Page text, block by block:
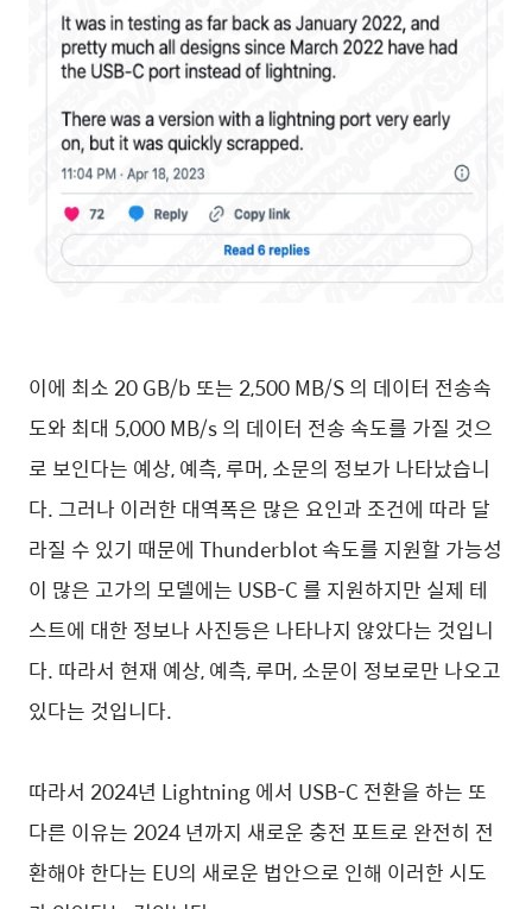
이에 최소 20 GB/b 또는 2,500 MB/S 의 데이터 전송속
도와 최대 5,000 MB/s 의 데이터 전송 속도를 가질 것으
로 보인다는 예상, 예측, 루머, 소문의 정보가 나타났습니
다. 그러나 이러한 대역폭은 많은 요인과 조건에 따라 달
라질 수 있기 때문에 Thunderblot 속도를 지원할 가능성
이 많은 고가의 모델에는 USB-C 를 지원하지만 실제 테
스트에 대한 정보나 사진등은 나타나지 않았다는 것입니
다. 따라서 현재 예상, 예측, 루머, 소문이 정보로만 나오고
있다는 것입니다.
따라서 2024년 Lightning 에서 USB-C 전환을 하는 또
다른 이유는 2024 년까지 새로운 충전 포트로 완전히 전
환해야 한다는 EU의 새로운 법안으로 인해 이러한 시도